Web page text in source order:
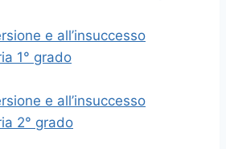
e all’insuccesso
1° grado
e all’insuccesso
2° grado